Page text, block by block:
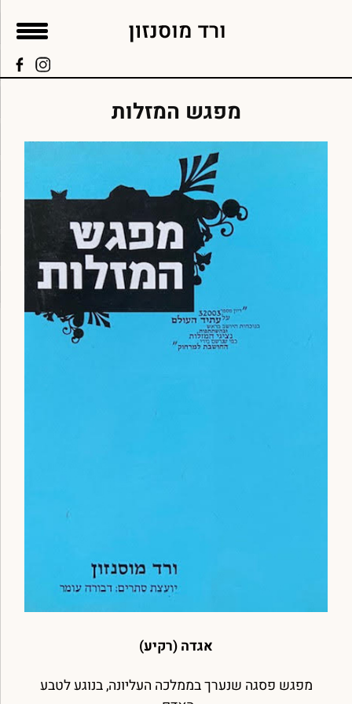
מפגש המזלות
אגדה (רקיע)
מפגש פסגה שנערך בממלכה העליונה, בנוגע לטבע